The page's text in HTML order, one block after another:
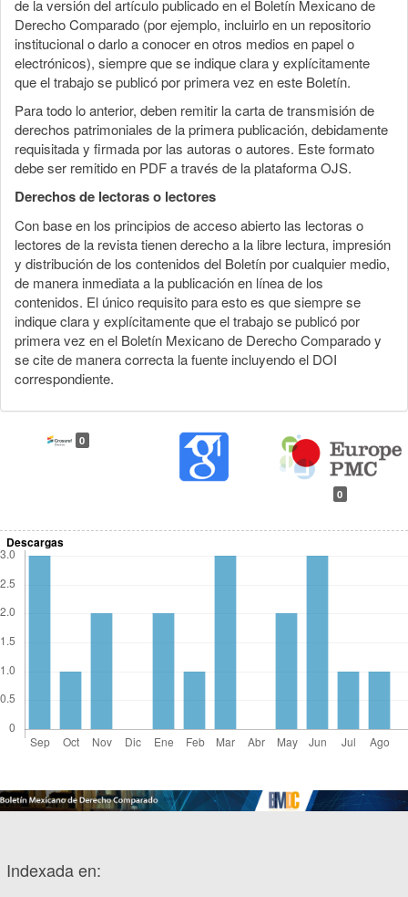
de la versión del artículo publicado en el Boletín Mexicano de
Derecho Comparado (por ejemplo, incluirlo en un repositorio
institucional o darlo a conocer en otros medios en papel o
electrónicos), siempre que se indique clara y explícitamente
que el trabajo se publicó por primera vez en este Boletín.
Para todo lo anterior, deben remitir la carta de transmisión de
derechos patrimoniales de la primera publicación, debidamente
requisitada y firmada por las autoras o autores. Este formato
debe ser remitido en PDF a través de la plataforma OJS.
Derechos de lectoras o lectores
Con base en los principios de acceso abierto las lectoras o
lectores de la revista tienen derecho a la libre lectura, impresión
y distribución de los contenidos del Boletín por cualquier medio,
de manera inmediata a la publicación en línea de los
contenidos. El único requisito para esto es que siempre se
indique clara y explícitamente que el trabajo se publicó por
primera vez en el Boletín Mexicano de Derecho Comparado y
se cite de manera correcta la fuente incluyendo el DOI
correspondiente.
0
0
Descargas
Indexada en: